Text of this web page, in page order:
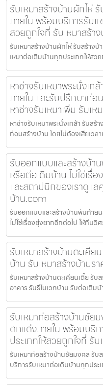
รับเหมาสร้างบ้านผักไห่
ภายใน พร้อมบริการรับเ
สวยถูกใจที่ รับเหมาสร้า
รับเหมาสร้างบ้านผักไห่ รับสร้าง
เหมาต่อเติมบ้านทุกประเภทให้สว
หาช่างรับเหมาพระนั่งเ
ภายใน และรับปรึกษาก่อ
หาช่างรับเหมาเพิ่ม รับเ
หาช่างรับเหมาพระนั่งเกล้า รับส
ก่อนสร้างบ้าน โดยไม่ต้องเสียเวล
รับออกแบบและสร้างบ้า
หรือต่อเติมบ้าน ไม่ใช่เรื่
และสถาปนิกของเราดูแ
บ้าน.com
รับออกแบบและสร้างบ้านพันท้าย
ไม่ใช่เรื่องยุ่งยากอีกต่อไป ให้ทีมวิ
รับเหมาสร้างบ้านตะเคี
บ้าน รับเหมาสร้างบ้านร
รับเหมาสร้างบ้านตะเคียนเตี้ย รับ
อาคาร รับรีโนเวทบ้าน รับต่อเติม
รับเหมาก่อสร้างบ้านชัย
ตกแต่งภายใน พร้อมบริ
ประเภทให้สวยถูกใจที่ รั
รับเหมาก่อสร้างบ้านชัยมงคล รั
บริการรับเหมาต่อเติมบ้านทุกประ